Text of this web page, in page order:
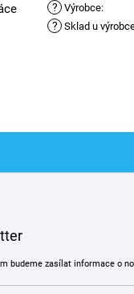
? Výrobce:
? Sklad u
budeme zasílat informace o